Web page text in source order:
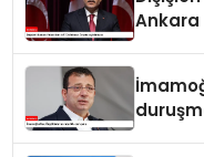
Ankara